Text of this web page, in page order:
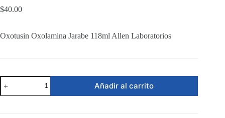
$40.00
Oxotusin Oxolamina Jarabe 118ml Allen Laboratorios
Oxotusin
Oxolamina
Jarabe
Añadir al carrito